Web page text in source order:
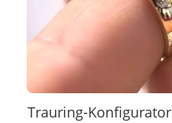
Trauring-